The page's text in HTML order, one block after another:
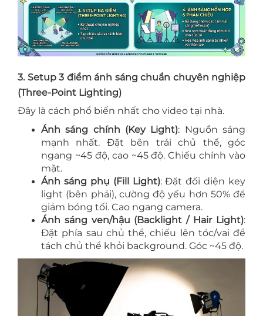
3. Setup 3 điểm ánh sáng chuẩn chuyên nghiệp
(Three-Point Lighting)
Đây là cách phổ biến nhất cho video tại nhà.
Ánh sáng chính (Key Light): Nguồn sáng
mạnh nhất. Đặt bên trái chủ thể, góc
ngang ~45 độ, cao ~45 độ. Chiếu chính vào
mặt.
Ánh sáng phụ (Fill Light): Đặt đối diện key
light (bên phải), cường độ yếu hơn 50% để
giảm bóng tối. Cao ngang camera.
Ánh sáng ven/hậu (Backlight / Hair Light):
Đặt phía sau chủ thể, chiếu lên tóc/vai để
tách chủ thể khỏi background. Góc ~45 độ.